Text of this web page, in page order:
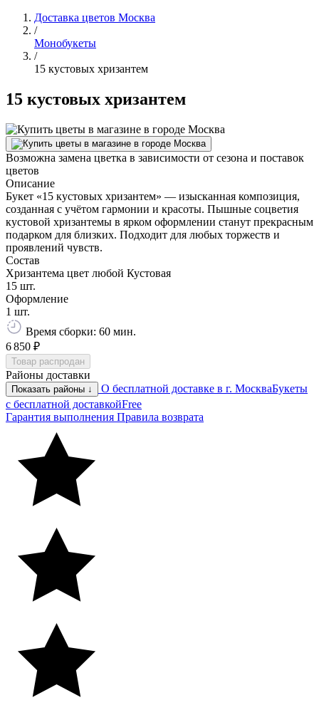
Доставка цветов Москва
/
Монобукеты
/
15 кустовых хризантем
15 кустовых хризантем
Возможна замена цветка в зависимости от сезона и поставок
цветов
Описание
Букет «15 кустовых хризантем» — изысканная композиция,
созданная с учётом гармонии и красоты. Пышные соцветия
кустовой хризантемы в ярком оформлении станут прекрасным
подарком для близких. Подходит для любых торжеств и
проявлений чувств.
Состав
Хризантема цвет любой Кустовая
15 шт.
Оформление
1 шт.
Время сборки: 60 мин.
6 850 ₽
Товар распродан
Районы доставки
Показать районы ↓ О бесплатной доставке в г. МоскваБукеты
с бесплатной доставкойFree
Гарантия выполнения Правила возврата